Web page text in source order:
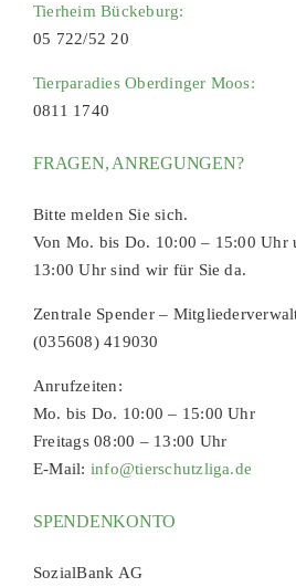
Tierheim Bückeburg:
05 722/52 20
Tierparadies Oberdinger Moos:
0811 1740
FRAGEN, ANREGUNGEN?
Bitte melden Sie sich.
Von Mo. bis Do. 10:00 – 15:00 Uhr
13:00 Uhr sind wir für Sie da.
Zentrale Spender –
(035608) 419030
Anrufzeiten:
Mo. bis Do. 10:00 – 15:00 Uhr
Freitags 08:00 – 13:00 Uhr
E-Mail: info@tierschutzliga.de
SPENDENKONTO
SozialBank AG